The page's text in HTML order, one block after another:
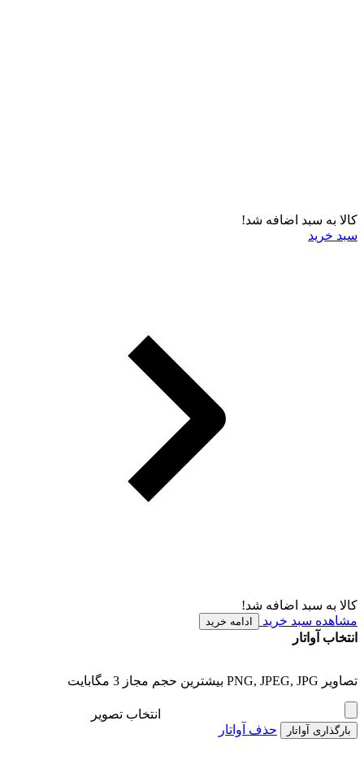
کالا به سبد اضافه شد!
سبد خرید
کالا به سبد اضافه شد!
مشاهده سبد خرید
ادامه خرید
انتخاب آواتار
تصاویر PNG, JPEG, JPG بیشترین حجم مجاز 3 مگابایت
انتخاب تصویر
بارگذاری آواتار حذف آواتار